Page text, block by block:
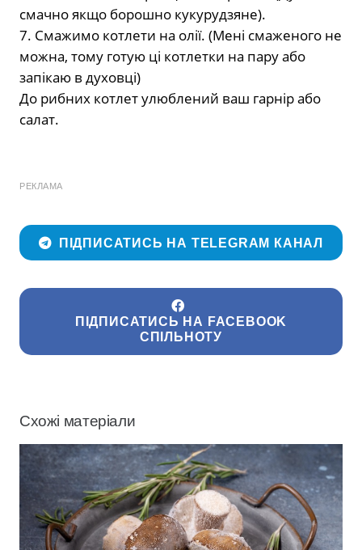
смачно якщо борошно кукурудзяне).
7. Смажимо котлети на олії. (Мені смаженого не
можна, тому готую ці котлетки на пару або
запікаю в духовці)
До рибних котлет улюблений ваш гарнір або
салат.
РЕКЛАМА
ПІДПИСАТИСЬ НА TELEGRAM КАНАЛ
ПІДПИСАТИСЬ НА FACEBOOK
СПІЛЬНОТУ
Схожі матеріали